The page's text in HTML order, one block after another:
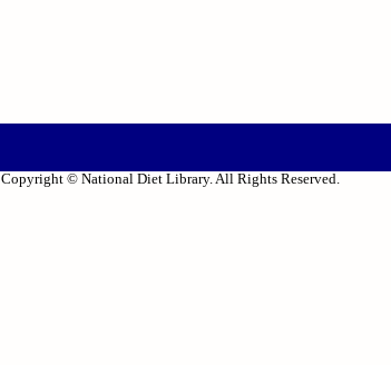
Copyright © National Diet Library. All Rights Reserved.